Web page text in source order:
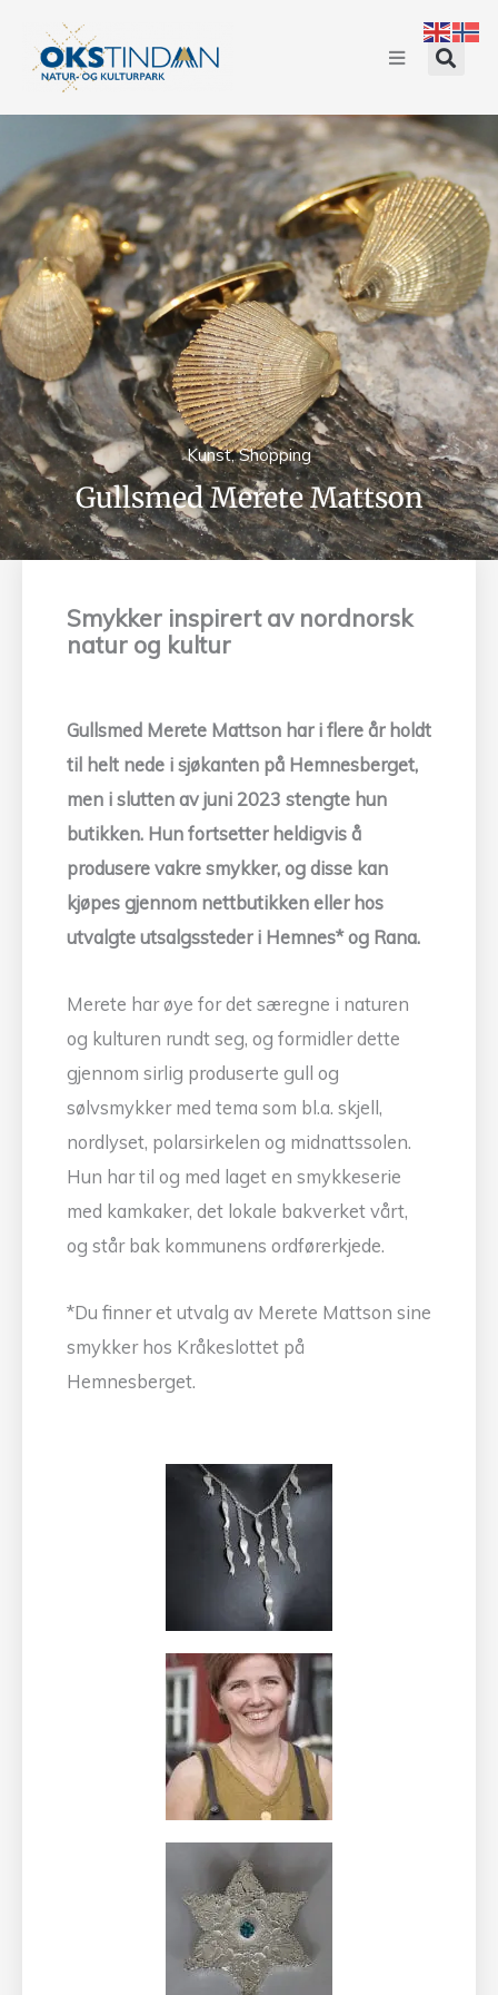
Kunst,Shopping
Gullsmed Merete Mattson
Smykker inspirert av nordnorsk
natur og kultur
Gullsmed Merete Mattson har i flere år holdt
til helt nede i sjøkanten på Hemnesberget,
men i slutten av juni 2023 stengte hun
butikken. Hun fortsetter heldigvis å
produsere vakre smykker, og disse kan
kjøpes gjennom nettbutikken eller hos
utvalgte utsalgssteder i Hemnes* og Rana.
Merete har øye for det særegne i naturen
og kulturen rundt seg, og formidler dette
gjennom sirlig produserte gull og
sølvsmykker med tema som bl.a. skjell,
nordlyset, polarsirkelen og midnattssolen.
Hun har til og med laget en smykkeserie
med kamkaker, det lokale bakverket vårt,
og står bak kommunens ordførerkjede.
*Du finner et utvalg av Merete Mattson sine
smykker hos Kråkeslottet på
Hemnesberget.